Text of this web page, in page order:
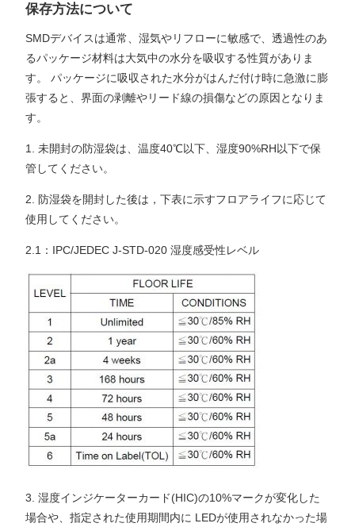
保存方法について
SMDデバイスは通常、湿気やリフローに敏感で、透過性のあ
るパッケージ材料は大気中の水分を吸収する性質がありま
す。 パッケージに吸収された水分がはんだ付け時に急激に膨
張すると、界面の剥離やリード線の損傷などの原因となりま
す。
1. 未開封の防湿袋は、温度40℃以下、湿度90%RH以下で保
管してください。
2. 防湿袋を開封した後は，下表に示すフロアライフに応じて
使用してください。
2.1：IPC/JEDEC J-STD-020 湿度感受性レベル
3. 湿度インジケーターカード(HIC)の10%マークが変化した
場合や、指定された使用期間内に LEDが使用されなかった場